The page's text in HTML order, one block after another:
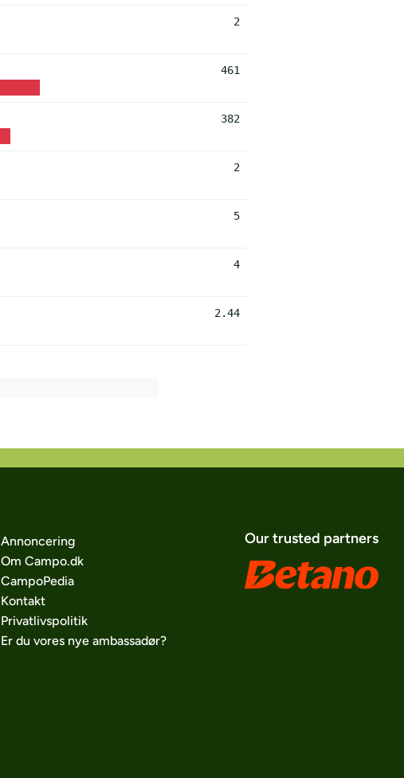
2
461
382
2
5
4
2.44
Annoncering
Om Campo.dk
CampoPedia
Kontakt
Privatlivspolitik
Er du vores nye ambassadør?
Our trusted partners